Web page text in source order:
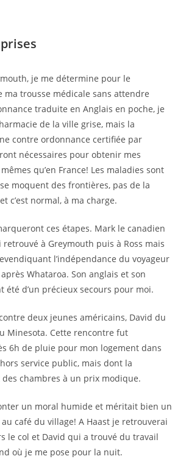
je me détermine pour le
ma trousse médicale sans attendre
traduite en Anglais en poche, je
de la ville grise, mais la
contre ordonnance certifiée par
nécessaires pour obtenir mes
qu’en France! Les maladies sont
moquent des frontières, pas de la
c’est normal, à ma charge.
ces étapes. Mark le canadien
retrouvé à Greymouth puis à Ross mais
l’indépendance du voyageur
Whataroa. Son anglais et son
été d’un précieux secours pour moi.
deux jeunes américains, David du
Minesota. Cette rencontre fut
6h de pluie pour mon logement dans
service public, mais dont la
chambres à un prix modique.
un moral humide et méritait bien un
café du village! A Haast je retrouverai
le col et David qui a trouvé du travail
où je me pose pour la nuit.